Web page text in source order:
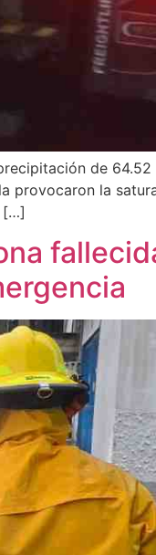
de
provocaron la
[…]